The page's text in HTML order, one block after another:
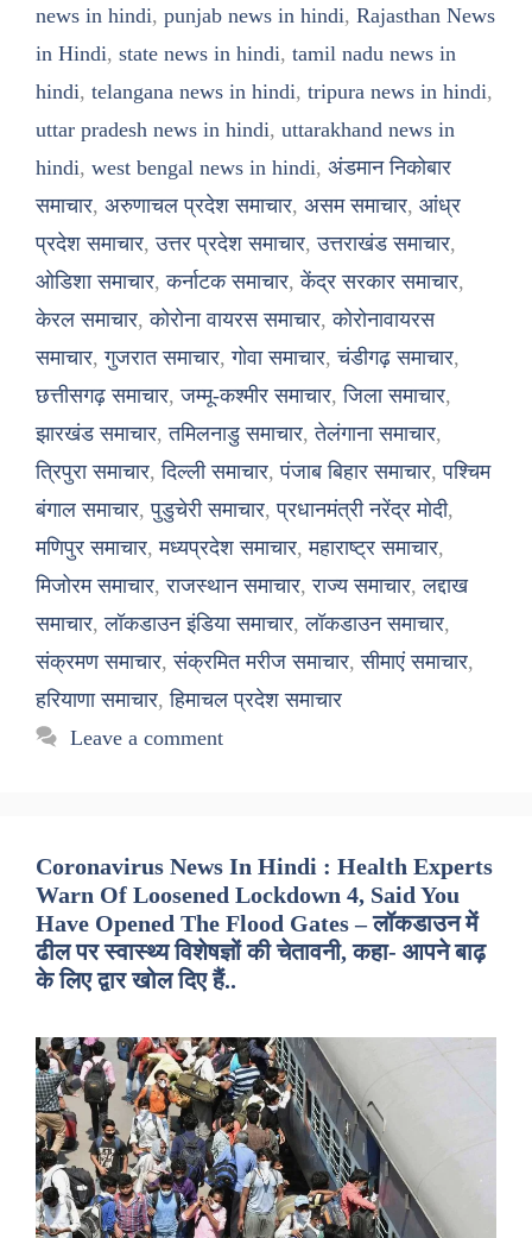
news in hindi, punjab news in hindi, Rajasthan News
in Hindi, state news in hindi, tamil nadu news in
hindi, telangana news in hindi, tripura news in hindi,
uttar pradesh news in hindi, uttarakhand news in
hindi, west bengal news in hindi, अंडमान निकोबार
समाचार, अरुणाचल प्रदेश समाचार, असम समाचार, आंध्र
प्रदेश समाचार,उत्तर प्रदेश समाचार,उत्तराखंड समाचार,
ओडिशा समाचार,कर्नाटक समाचार,केंद्र सरकार समाचार,
केरल समाचार,कोरोना वायरस समाचार,कोरोनावायरस
समाचार,गुजरात समाचार,गोवा समाचार,चंडीगढ़ समाचार,
छत्तीसगढ़ समाचार,जम्मू-कश्मीर समाचार,जिला समाचार,
झारखंड समाचार,तमिलनाडु समाचार,तेलंगाना समाचार,
त्रिपुरा समाचार,दिल्ली समाचार,पंजाब बिहार समाचार,पश्चिम
बंगाल समाचार,पुडुचेरी समाचार,प्रधानमंत्री नरेंद्र मोदी,
मणिपुर समाचार,मध्यप्रदेश समाचार,महाराष्ट्र समाचार,
मिजोरम समाचार,राजस्थान समाचार,राज्य समाचार,लद्दाख
समाचार,लॉकडाउन इंडिया समाचार,लॉकडाउन समाचार,
संक्रमण समाचार,संक्रमित मरीज समाचार,सीमाएं समाचार,
हरियाणा समाचार,हिमाचल प्रदेश समाचार
Leave a comment
Coronavirus News In Hindi : Health Experts
Warn Of Loosened Lockdown 4, Said You
Have Opened The Flood Gates – लॉकडाउन में
ढील पर स्वास्थ्य विशेषज्ञों की चेतावनी, कहा- आपने बाढ़
के लिए द्वार खोल दिए हैं..